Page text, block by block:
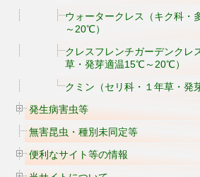
ウォータークレス（キク科
～20℃）
クレスフレンチガーデンクレ
草・発芽適温15℃～20℃）
クミン（セリ科・１年草・発
発生病害虫等
無害昆虫・種別未同定等
便利なサイト等の情報